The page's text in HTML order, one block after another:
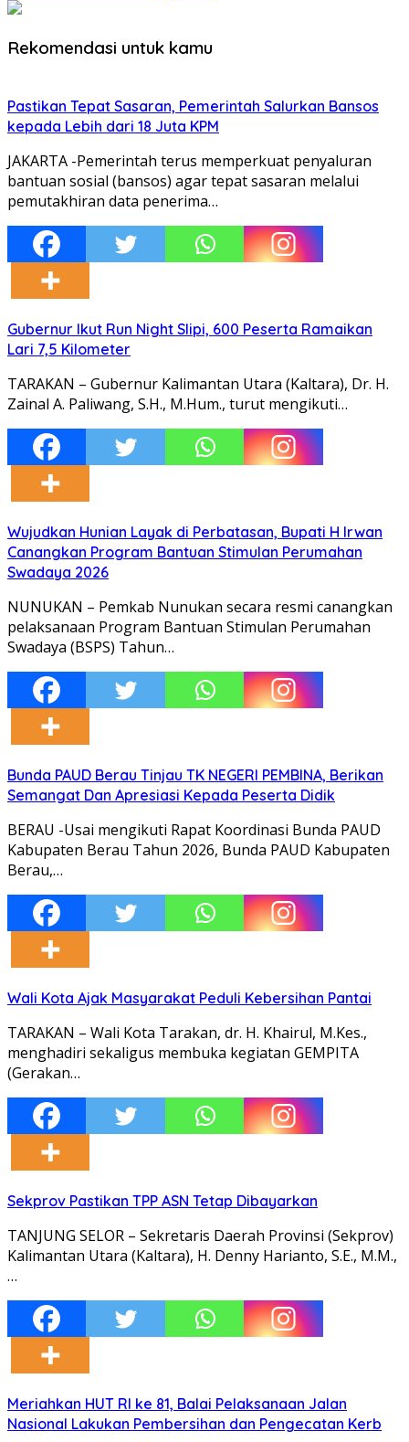
Rekomendasi untuk kamu
Pastikan Tepat Sasaran, Pemerintah Salurkan Bansos
kepada Lebih dari 18 Juta KPM
JAKARTA -Pemerintah terus memperkuat penyaluran
bantuan sosial (bansos) agar tepat sasaran melalui
pemutakhiran data penerima…
Gubernur Ikut Run Night Slipi, 600 Peserta Ramaikan
Lari 7,5 Kilometer
TARAKAN – Gubernur Kalimantan Utara (Kaltara), Dr. H.
Zainal A. Paliwang, S.H., M.Hum., turut mengikuti…
Wujudkan Hunian Layak di Perbatasan, Bupati H Irwan
Canangkan Program Bantuan Stimulan Perumahan
Swadaya 2026
NUNUKAN – Pemkab Nunukan secara resmi canangkan
pelaksanaan Program Bantuan Stimulan Perumahan
Swadaya (BSPS) Tahun…
Bunda PAUD Berau Tinjau TK NEGERI PEMBINA, Berikan
Semangat Dan Apresiasi Kepada Peserta Didik
BERAU -Usai mengikuti Rapat Koordinasi Bunda PAUD
Kabupaten Berau Tahun 2026, Bunda PAUD Kabupaten
Berau,…
Wali Kota Ajak Masyarakat Peduli Kebersihan Pantai
TARAKAN – Wali Kota Tarakan, dr. H. Khairul, M.Kes.,
menghadiri sekaligus membuka kegiatan GEMPITA
(Gerakan…
Sekprov Pastikan TPP ASN Tetap Dibayarkan
TANJUNG SELOR – Sekretaris Daerah Provinsi (Sekprov)
Kalimantan Utara (Kaltara), H. Denny Harianto, S.E., M.M.,
…
Meriahkan HUT RI ke 81, Balai Pelaksanaan Jalan
Nasional Lakukan Pembersihan dan Pengecatan Kerb